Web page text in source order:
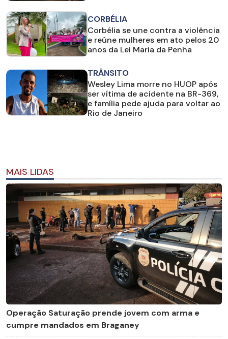
CORBÉLIA
Corbélia se une contra a violência
e reúne mulheres em ato pelos 20
anos da Lei Maria da Penha
TRÂNSITO
Wesley Lima morre no HUOP após
ser vítima de acidente na BR-369,
e família pede ajuda para voltar ao
Rio de Janeiro
MAIS LIDAS
Operação Saturação prende jovem com arma e
cumpre mandados em Braganey